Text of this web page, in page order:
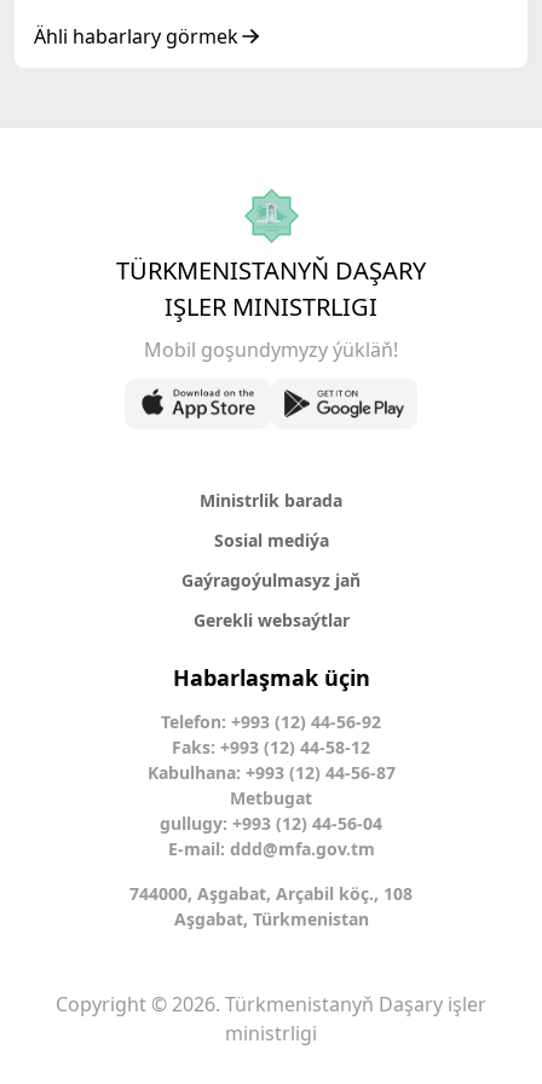
Ähli habarlary görmek
TÜRKMENISTANYŇ DAŞARY
IŞLER MINISTRLIGI
Mobil goşundymyzy ýükläň!
Ministrlik barada
Sosial mediýa
Gaýragoýulmasyz jaň
Gerekli websaýtlar
Habarlaşmak üçin
Telefon: +993 (12) 44-56-92
Faks: +993 (12) 44-58-12
Kabulhana: +993 (12) 44-56-87
Metbugat
gullugy: +993 (12) 44-56-04
E-mail: ddd@mfa.gov.tm
744000, Aşgabat, Arçabil köç., 108
Aşgabat, Türkmenistan
Copyright © 2026. Türkmenistanyň Daşary işler
ministrligi